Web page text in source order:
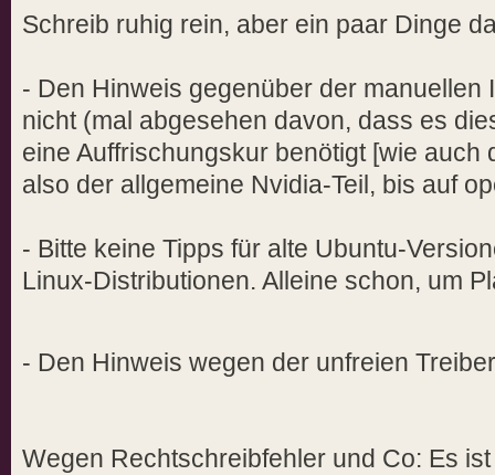
Schreib ruhig rein, aber ein paar Dinge
- Den Hinweis gegenüber der manuellen
nicht (mal abgesehen davon, dass es
eine Auffrischungskur benötigt [wie auch
also der allgemeine Nvidia-Teil, bis auf
- Bitte keine Tipps für alte Ubuntu-
Linux-Distributionen. Alleine schon, um
- Den Hinweis wegen der unfreien
Wegen Rechtschreibfehler und Co: Es